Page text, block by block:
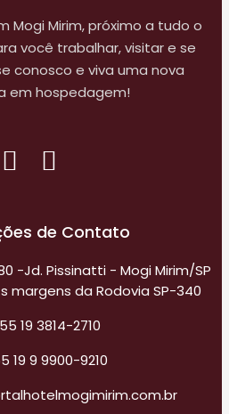
Mogi Mirim, próximo a tudo o
você trabalhar, visitar e se
conosco e viva uma nova
em hospedagem!
de Contato
-Jd. Pissinatti - Mogi Mirim/SP
margens da Rodovia SP-340
19 3814-2710
19 9 9900-9210